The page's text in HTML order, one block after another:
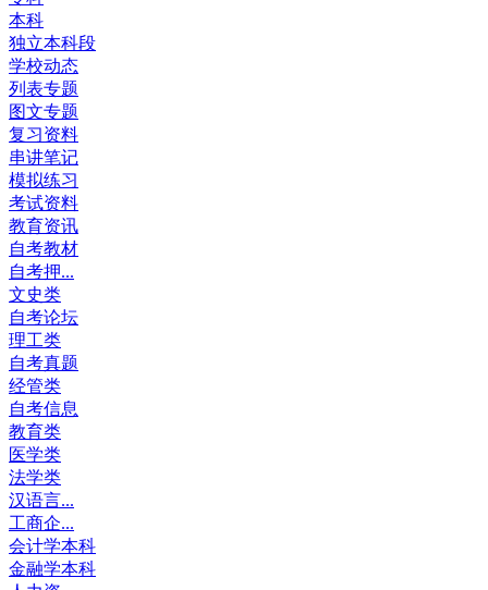
本科
独立本科段
学校动态
列表专题
图文专题
复习资料
串讲笔记
模拟练习
考试资料
教育资讯
自考教材
自考押...
文史类
自考论坛
理工类
自考真题
经管类
自考信息
教育类
医学类
法学类
汉语言...
工商企...
会计学本科
金融学本科